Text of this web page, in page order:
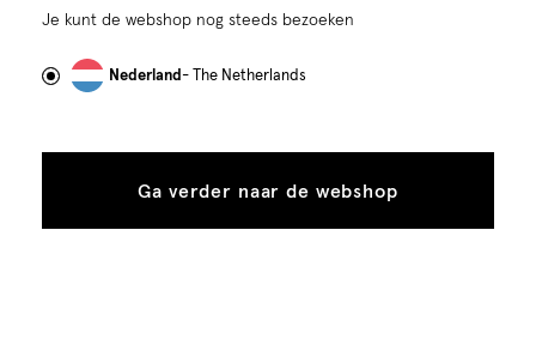
gebruiken wij cookies en daarmee vergelijkbare
om advertenties te personaliseren...
tonen
toestaan
Je kunt de webshop nog steeds bezoeken
Nederland- The Netherlands
Ga verder naar de webshop